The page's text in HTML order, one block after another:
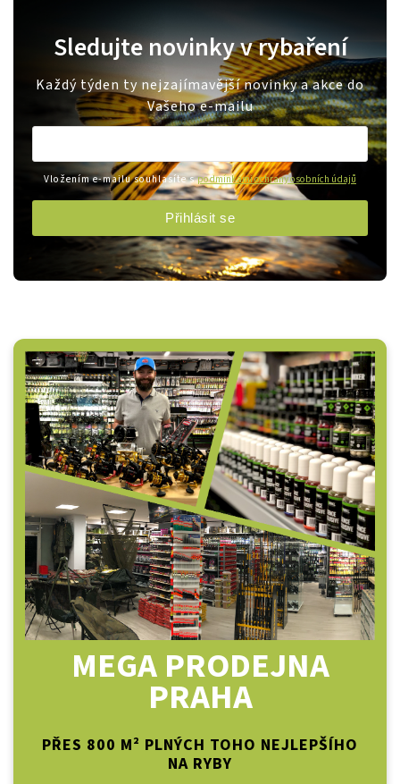
MEGA PRODEJNA
PRAHA
PŘES 800 M² PLNÝCH TOHO NEJLEPŠÍHO
NA RYBY
Sledujte novinky v rybaření
Každý týden ty nejzajímavější novinky a akce do
Vašeho e-mailu
Vložením e-mailu souhlasíte spodmínkami ochrany osobních údajů
Přihlásit se